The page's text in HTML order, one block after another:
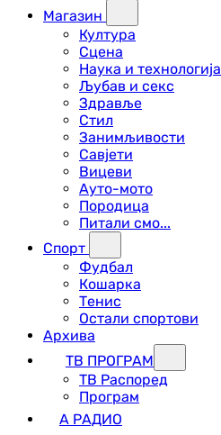
Магазин
Култура
Сцена
Наука и технологија
Љубав и секс
Здравље
Стил
Занимљивости
Савјети
Вицеви
Ауто-мото
Породица
Питали смо...
Спорт
Фудбал
Кошарка
Тенис
Остали спортови
Архива
ТВ ПРОГРАМ
ТВ Распоред
Програм
А РАДИО